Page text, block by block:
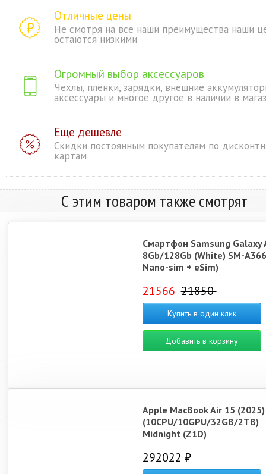
Отличные цены
Не смотря на все наши преимущества наши
остаются низкими
Огромный выбор аксессуаров
Чехлы, плёнки, зарядки, внешние
аксессуары и многое другое в наличии в
Еще дешевле
Скидки постоянным покупателям по
картам
С этим товаром также смотрят
Смартфон Samsung Galaxy
8Gb/128Gb (White) SM-
Nano-sim + eSim)
21566 21850
Купить в один клик
Добавить в корзину
Apple MacBook Air 15
(10CPU/10GPU/32GB/2TB)
Midnight (Z1D)
292022 ₽